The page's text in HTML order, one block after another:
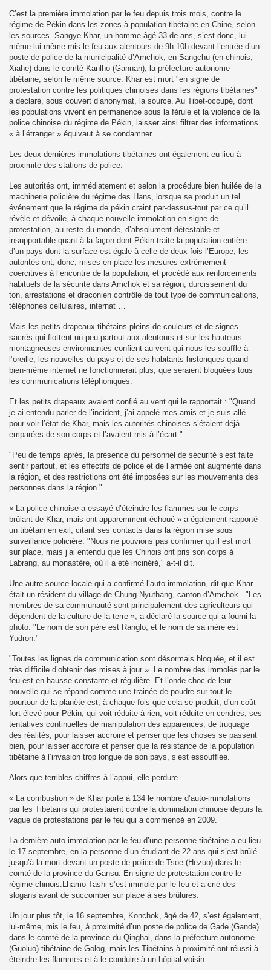
C’est la première immolation par le feu depuis trois mois, contre le
régime de Pékin dans les zones à population tibétaine en Chine, selon
les sources. Sangye Khar, un homme âgé 33 de ans, s’est donc, lui-
même lui-même mis le feu aux alentours de 9h-10h devant l’entrée d’un
poste de police de la municipalité d’Amchok, en Sangchu (en chinois,
Xiahe) dans le comté Kanlho (Gannan), la préfecture autonome
tibétaine, selon le même source. Khar est mort "en signe de
protestation contre les politiques chinoises dans les régions tibétaines"
a déclaré, sous couvert d’anonymat, la source. Au Tibet-occupé, dont
les populations vivent en permanence sous la férule et la violence de la
police chinoise du régime de Pékin, laisser ainsi filtrer des informations
« à l’étranger » équivaut à se condamner …
Les deux dernières immolations tibétaines ont également eu lieu à
proximité des stations de police.
Les autorités ont, immédiatement et selon la procédure bien huilée de la
machinerie policière du régime des Hans, lorsque se produit un tel
événement que le régime de pékin craint par-dessus-tout par ce qu’il
révèle et dévoile, à chaque nouvelle immolation en signe de
protestation, au reste du monde, d’absolument détestable et
insupportable quant à la façon dont Pékin traite la population entière
d’un pays dont la surface est égale à celle de deux fois l’Europe, les
autorités ont, donc, mises en place les mesures extrêmement
coercitives à l’encontre de la population, et procédé aux renforcements
habituels de la sécurité dans Amchok et sa région, durcissement du
ton, arrestations et draconien contrôle de tout type de communications,
téléphones cellulaires, internat …
Mais les petits drapeaux tibétains pleins de couleurs et de signes
sacrés qui flottent un peu partout aux alentours et sur les hauteurs
montagneuses environnantes confient au vent qui nous les souffle à
l’oreille, les nouvelles du pays et de ses habitants historiques quand
bien-même internet ne fonctionnerait plus, que seraient bloquées tous
les communications téléphoniques.
Et les petits drapeaux avaient confié au vent qui le rapportait : "Quand
je ai entendu parler de l’incident, j’ai appelé mes amis et je suis allé
pour voir l’état de Khar, mais les autorités chinoises s’étaient déjà
emparées de son corps et l’avaient mis à l’écart ".
"Peu de temps après, la présence du personnel de sécurité s’est faite
sentir partout, et les effectifs de police et de l’armée ont augmenté dans
la région, et des restrictions ont été imposées sur les mouvements des
personnes dans la région."
« La police chinoise a essayé d’éteindre les flammes sur le corps
brûlant de Khar, mais ont apparemment échoué » a également rapporté
un tibétain en exil, citant ses contacts dans la région mise sous
surveillance policière. "Nous ne pouvions pas confirmer qu’il est mort
sur place, mais j’ai entendu que les Chinois ont pris son corps à
Labrang, au monastère, où il a été incinéré," a-t-il dit.
Une autre source locale qui a confirmé l’auto-immolation, dit que Khar
était un résident du village de Chung Nyuthang, canton d’Amchok . "Les
membres de sa communauté sont principalement des agriculteurs qui
dépendent de la culture de la terre », a déclaré la source qui a fourni la
photo. "Le nom de son père est Ranglo, et le nom de sa mère est
Yudron."
"Toutes les lignes de communication sont désormais bloquée, et il est
très difficile d’obtenir des mises à jour ». Le nombre des immolés par le
feu est en hausse constante et régulière. Et l’onde choc de leur
nouvelle qui se répand comme une trainée de poudre sur tout le
pourtour de la planète est, à chaque fois que cela se produit, d’un coût
fort élevé pour Pékin, qui voit réduite à rien, voit réduite en cendres, ses
tentatives continuelles de manipulation des apparences, de truquage
des réalités, pour laisser accroire et penser que les choses se passent
bien, pour laisser accroire et penser que la résistance de la population
tibétaine à l’invasion trop longue de son pays, s’est essoufflée.
Alors que terribles chiffres à l’appui, elle perdure.
« La combustion » de Khar porte à 134 le nombre d’auto-immolations
par les Tibétains qui protestaient contre la domination chinoise depuis la
vague de protestations par le feu qui a commencé en 2009.
La dernière auto-immolation par le feu d’une personne tibétaine a eu lieu
le 17 septembre, en la personne d’un étudiant de 22 ans qui s’est brûlé
jusqu’à la mort devant un poste de police de Tsoe (Hezuo) dans le
comté de la province du Gansu. En signe de protestation contre le
régime chinois.Lhamo Tashi s’est immolé par le feu et a crié des
slogans avant de succomber sur place à ses brûlures.
Un jour plus tôt, le 16 septembre, Konchok, âgé de 42, s’est également,
lui-même, mis le feu, à proximité d’un poste de police de Gade (Gande)
dans le comté de la province du Qinghai, dans la préfecture autonome
(Guoluo) tibétaine de Golog, mais les Tibétains à proximité ont réussi à
éteindre les flammes et à le conduire à un hôpital voisin.